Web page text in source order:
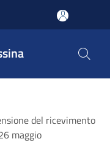
del ricevimento
maggio